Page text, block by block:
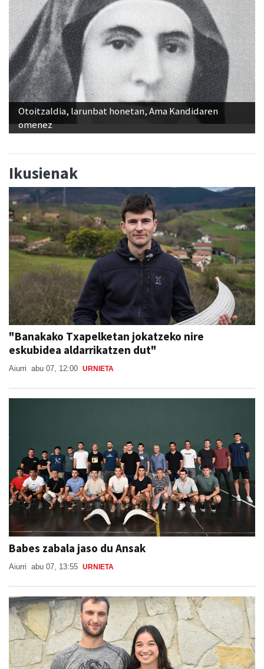
Otoitzaldia, larunbat honetan, Ama Kandidaren
omenez
Ikusienak
"Banakako Txapelketan jokatzeko nire
eskubidea aldarrikatzen dut"
Aiurri abu 07, 12:00 URNIETA
Babes zabala jaso du Ansak
Aiurri abu 07, 13:55 URNIETA